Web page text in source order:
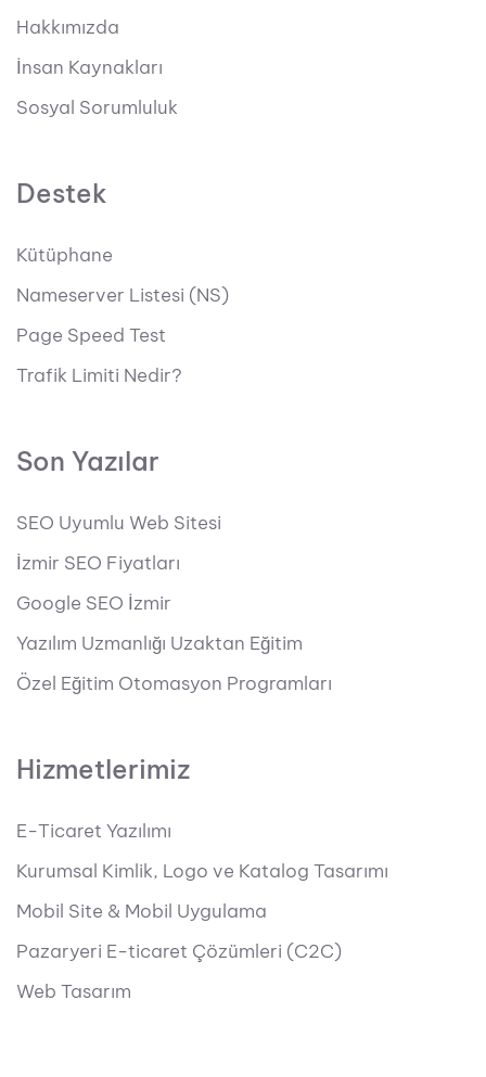
Hakkımızda
İnsan Kaynakları
Sosyal Sorumluluk
Destek
Kütüphane
Nameserver Listesi (NS)
Page Speed Test
Trafik Limiti Nedir?
Son Yazılar
SEO Uyumlu Web Sitesi
İzmir SEO Fiyatları
Google SEO İzmir
Yazılım Uzmanlığı Uzaktan Eğitim
Özel Eğitim Otomasyon Programları
Hizmetlerimiz
E-Ticaret Yazılımı
Kurumsal Kimlik, Logo ve Katalog Tasarımı
Mobil Site & Mobil Uygulama
Pazaryeri E-ticaret Çözümleri (C2C)
Web Tasarım